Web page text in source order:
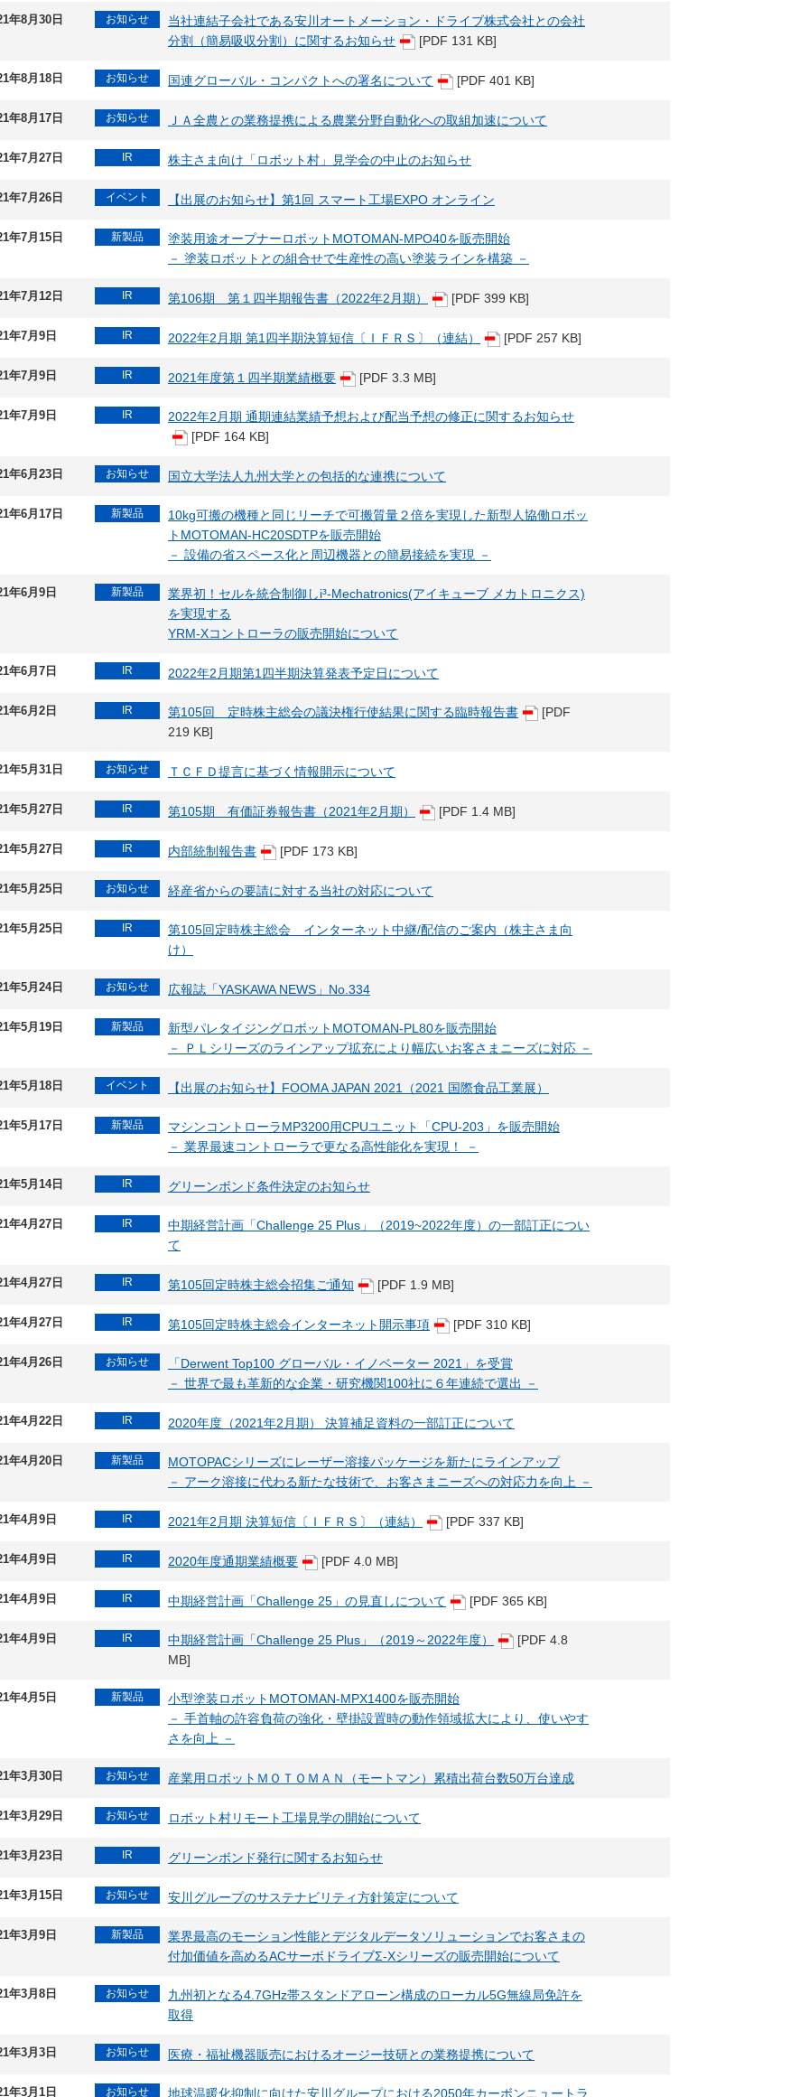
年8月30日 お知らせ
当社連結子会社である安川オートメーション・ドライブ株式会社との会社
分割（簡易吸収分割）に関するお知らせ
[PDF 131 KB]
年8月18日 お知らせ 国連グローバル・コンパクトへの署名について [PDF 401 KB]
年8月17日 お知らせ ＪＡ全農との業務提携による農業分野自動化への取組加速について
年7月27日 IR 株主さま向け「ロボット村」見学会の中止のお知らせ
年7月26日 イベント 【出展のお知らせ】第1回 スマート工場EXPO オンライン
年7月15日 新製品
塗装用途オープナーロボットMOTOMAN-MPO40を販売開始
－ 塗装ロボットとの組合せで生産性の高い塗装ラインを構築 －
年7月12日 IR 第106期 第１四半期報告書（2022年2月期） [PDF 399 KB]
年7月9日 IR 2022年2月期 第1四半期決算短信〔ＩＦＲＳ〕（連結） [PDF 257 KB]
年7月9日 IR 2021年度第１四半期業績概要 [PDF 3.3 MB]
年7月9日 IR
2022年2月期 通期連結業績予想および配当予想の修正に関するお知らせ
[PDF 164 KB]
年6月23日 お知らせ 国立大学法人九州大学との包括的な連携について
年6月17日 新製品
10kg可搬の機種と同じリーチで可搬質量２倍を実現した新型人協働ロボッ
トMOTOMAN-HC20SDTPを販売開始
－ 設備の省スペース化と周辺機器との簡易接続を実現 －
年6月9日 新製品
業界初！セルを統合制御しi³-Mechatronics(アイキューブ メカトロニクス)
を実現する
YRM-Xコントローラの販売開始について
年6月7日 IR 2022年2月期第1四半期決算発表予定日について
年6月2日 IR 第105回 定時株主総会の議決権行使結果に関する臨時報告書
[PDF
219 KB]
年5月31日 お知らせ ＴＣＦＤ提言に基づく情報開示について
年5月27日 IR 第105期 有価証券報告書（2021年2月期） [PDF 1.4 MB]
年5月27日 IR 内部統制報告書 [PDF 173 KB]
年5月25日 お知らせ 経産省からの要請に対する当社の対応について
年5月25日 IR
第105回定時株主総会 インターネット中継/配信のご案内（株主さま向
け）
年5月24日 お知らせ 広報誌「YASKAWA NEWS」No.334
年5月19日 新製品
新型パレタイジングロボットMOTOMAN-PL80を販売開始
－ ＰＬシリーズのラインアップ拡充により幅広いお客さまニーズに対応 －
年5月18日 イベント 【出展のお知らせ】FOOMA JAPAN 2021（2021 国際食品工業展）
年5月17日 新製品
マシンコントローラMP3200用CPUユニット「CPU-203」を販売開始
－ 業界最速コントローラで更なる高性能化を実現！ －
年5月14日 IR グリーンボンド条件決定のお知らせ
年4月27日 IR
中期経営計画「Challenge 25 Plus」（2019~2022年度）の一部訂正につい
て
年4月27日 IR 第105回定時株主総会招集ご通知 [PDF 1.9 MB]
年4月27日 IR 第105回定時株主総会インターネット開示事項 [PDF 310 KB]
年4月26日 お知らせ
「Derwent Top100 グローバル・イノベーター 2021」を受賞
－ 世界で最も革新的な企業・研究機関100社に６年連続で選出 －
年4月22日 IR 2020年度（2021年2月期） 決算補足資料の一部訂正について
年4月20日 新製品
MOTOPACシリーズにレーザー溶接パッケージを新たにラインアップ
－ アーク溶接に代わる新たな技術で、お客さまニーズへの対応力を向上 －
年4月9日 IR 2021年2月期 決算短信〔ＩＦＲＳ〕（連結） [PDF 337 KB]
年4月9日 IR 2020年度通期業績概要 [PDF 4.0 MB]
年4月9日 IR 中期経営計画「Challenge 25」の⾒直しについて [PDF 365 KB]
年4月9日 IR 中期経営計画「Challenge 25 Plus」（2019～2022年度）
[PDF 4.8
MB]
年4月5日 新製品
小型塗装ロボットMOTOMAN-MPX1400を販売開始
－ 手首軸の許容負荷の強化・壁掛設置時の動作領域拡大により、使いやす
さを向上 －
年3月30日 お知らせ 産業用ロボットＭＯＴＯＭＡＮ（モートマン）累積出荷台数50万台達成
年3月29日 お知らせ ロボット村リモート工場見学の開始について
年3月23日 IR グリーンボンド発行に関するお知らせ
年3月15日 お知らせ 安川グループのサステナビリティ方針策定について
年3月9日 新製品
業界最高のモーション性能とデジタルデータソリューションでお客さまの
付加価値を高めるACサーボドライブΣ-Xシリーズの販売開始について
年3月8日 お知らせ
九州初となる4.7GHz帯スタンドアローン構成のローカル5G無線局免許を
取得
年3月3日 お知らせ 医療・福祉機器販売におけるオージー技研との業務提携について
年3月1日 お知らせ 地球温暖化抑制に向けた安川グループにおける2050年カーボンニュートラ